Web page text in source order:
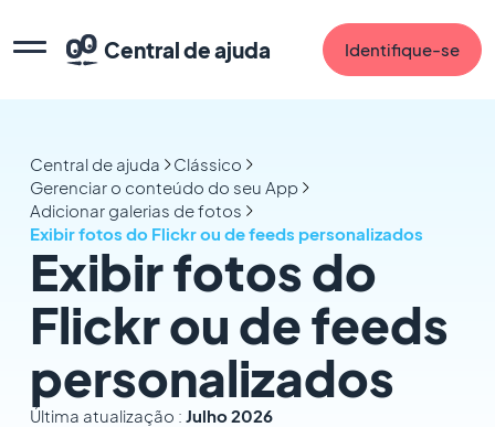
Central de ajuda Identifique-se
Central de ajuda
Clássico
Gerenciar o conteúdo do seu App
Adicionar galerias de fotos
Exibir fotos do Flickr ou de feeds personalizados
Exibir fotos do
Flickr ou de feeds
personalizados
Última atualização : Julho 2026